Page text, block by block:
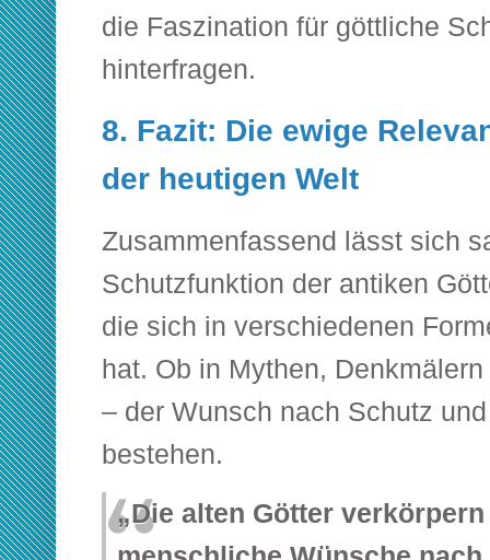
die Faszination für göttliche
hinterfragen.
8. Fazit: Die ewige
der heutigen Welt
Zusammenfassend lässt sich
Schutzfunktion der antiken
die sich in verschiedenen
hat. Ob in Mythen,
– der Wunsch nach Schutz
bestehen.
„Die alten Götter